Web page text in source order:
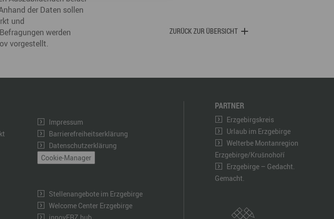
der Daten sollen
und
werden
vorgestellt.
ZURÜCK ZUR ÜBERSICHT
Impressum
Barrierefreiheitserklärung
Datenschutzerklärung
Cookie-Manager
Stellenangebote im Erzgebirge
Welcome Center Erzgebirge
PARTNER
Erzgebirgskreis
Urlaub im Erzgebirge
Welterbe Montanregion
Erzgebirge/Krušnohoří
Erzgebirge – Gedacht.
Gemacht.